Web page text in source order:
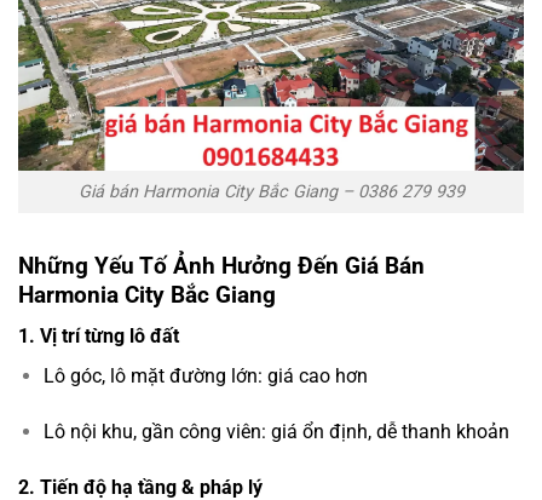
Giá bán Harmonia City Bắc Giang – 0386 279 939
Những Yếu Tố Ảnh Hưởng Đến Giá Bán
Harmonia City Bắc Giang
1. Vị trí từng lô đất
Lô góc, lô mặt đường lớn: giá cao hơn
Lô nội khu, gần công viên: giá ổn định, dễ thanh khoản
2. Tiến độ hạ tầng & pháp lý